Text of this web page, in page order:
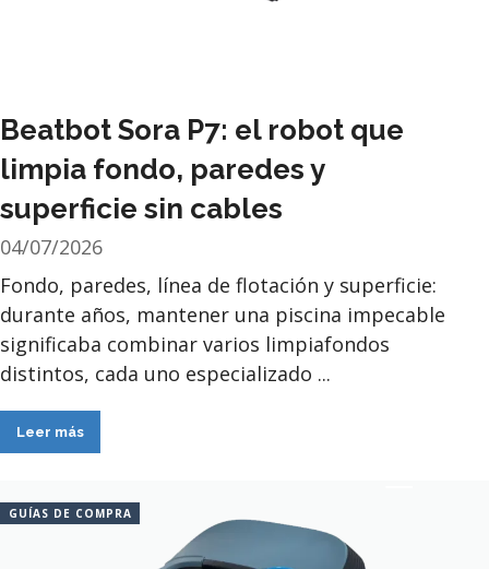
Beatbot Sora P7: el robot que
limpia fondo, paredes y
superficie sin cables
04/07/2026
Fondo, paredes, línea de flotación y superficie:
durante años, mantener una piscina impecable
significaba combinar varios limpiafondos
distintos, cada uno especializado ...
Leer más
GUÍAS DE COMPRA